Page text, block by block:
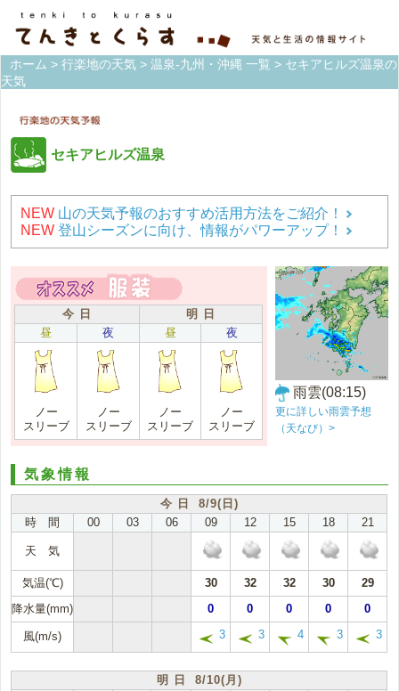
ホーム > 行楽地の天気 > 温泉-九州・沖縄 一覧 > セキアヒルズ温泉の
天気
セキアヒルズ温泉
NEW 山の天気予報のおすすめ活用方法をご紹介！
NEW 登山シーズンに向け、情報がパワーアップ！
今 日
明 日
昼
夜 昼 夜
ノー
スリーブ
ノー
スリーブ
ノー
スリーブ
ノー
スリーブ
雨雲(08:15)
更に詳しい雨雲予想
（天なび）>
気象情報
今 日 8/9(日)
時 間
00 03 06 09 12 15 18 21
天 気
気温(℃) 30 32 32 30
29
降水量(mm)
0 0 0 0 0
風(m/s) 3 3 4 3 3
明 日 8/10(月)